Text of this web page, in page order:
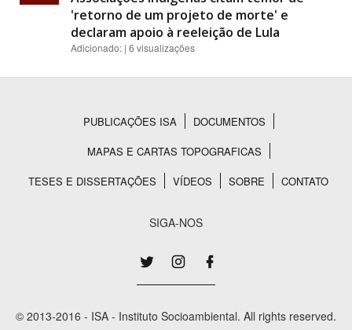
'retorno de um projeto de morte' e
declaram apoio à reeleição de Lula
Adicionado: | 6 visualizações
Rodapé
PUBLICAÇÕES ISA
DOCUMENTOS
MAPAS E CARTAS TOPOGRAFICAS
TESES E DISSERTAÇÕES
VÍDEOS SOBRE CONTATO
SIGA-NOS
© 2013-2016 - ISA - Instituto Socioambiental. All rights reserved.